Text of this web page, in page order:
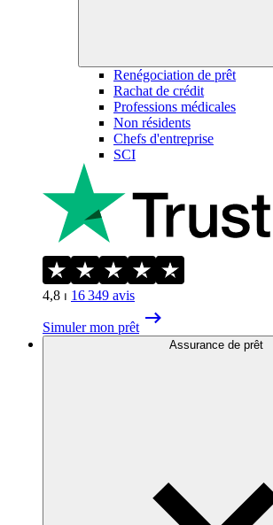
Renégociation de prêt
Rachat de crédit
Professions médicales
Non résidents
Chefs d'entreprise
SCI
4,8 ⏐ 16 349 avis
Simuler mon prêt
Assurance de prêt